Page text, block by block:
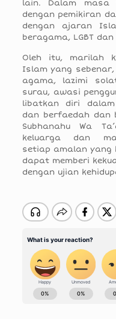
lain. Dalam
dengan pemikiran
dengan ajaran
beragama, LGBT
Oleh itu, marilah
Islam yang
agama, lazimi
surau, awasi
libatkan diri
dan berfaedah dan
Subhanahu Wa
keluarga dan
setiap amalan yang
dapat memberi
dengan ujian